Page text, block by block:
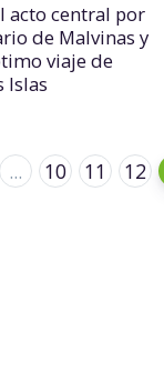
acto central por
de Malvinas y
viaje de
Islas
... 10 11 12